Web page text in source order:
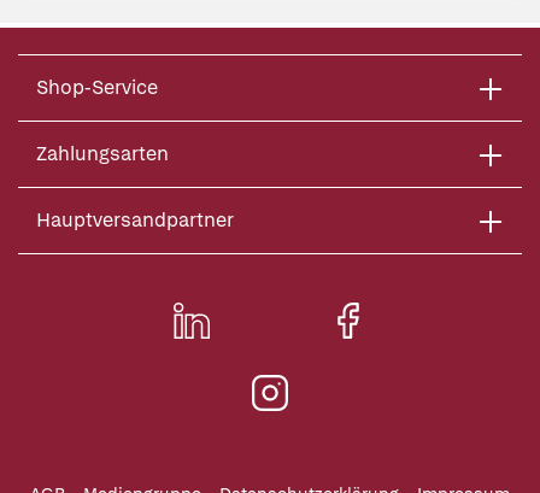
Shop-Service
Zahlungsarten
Hauptversandpartner